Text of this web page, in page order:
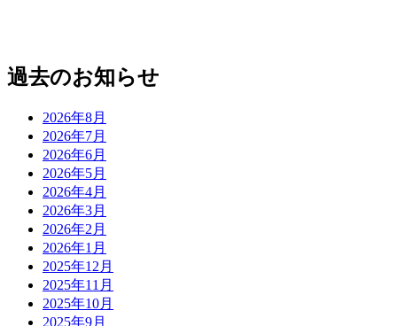
過去のお知らせ
2026年8月
2026年7月
2026年6月
2026年5月
2026年4月
2026年3月
2026年2月
2026年1月
2025年12月
2025年11月
2025年10月
2025年9月